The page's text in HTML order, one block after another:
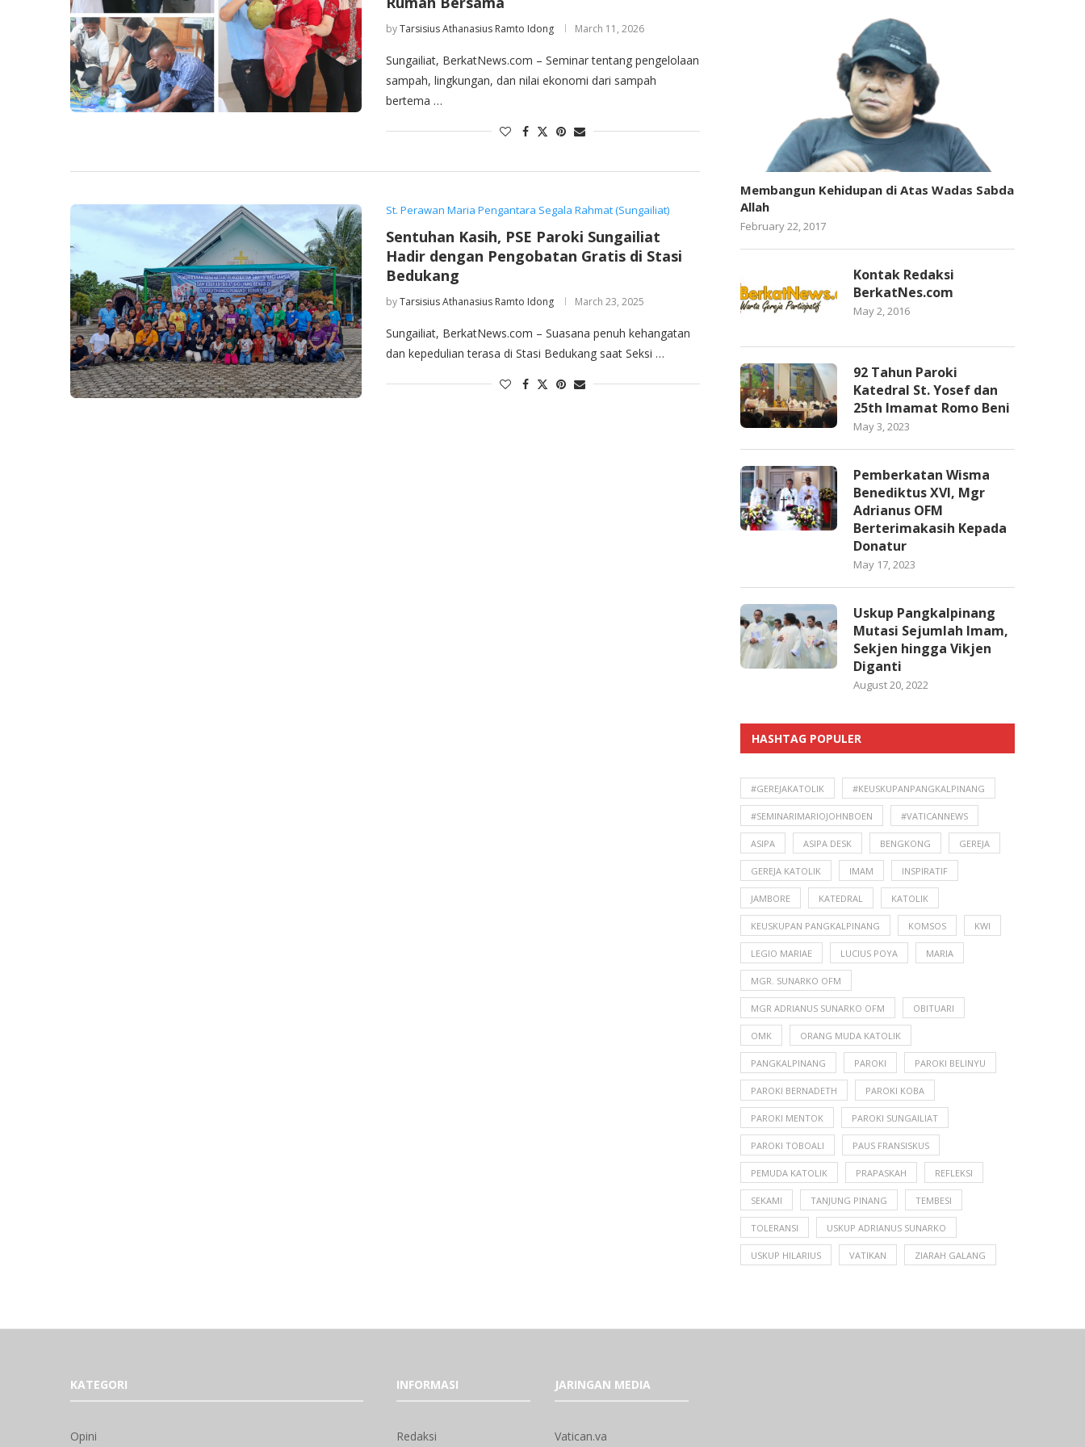
byTarsisius Athanasius Ramto Idong March 11, 2026
Sungailiat, BerkatNews.com – Seminar tentang pengelolaan
sampah, lingkungan, dan nilai ekonomi dari sampah
bertema …
St. Perawan Maria Pengantara Segala Rahmat (Sungailiat)
Sentuhan Kasih, PSE Paroki Sungailiat
Hadir dengan Pengobatan Gratis di Stasi
Bedukang
byTarsisius Athanasius Ramto Idong March 23, 2025
Sungailiat, BerkatNews.com – Suasana penuh kehangatan
dan kepedulian terasa di Stasi Bedukang saat Seksi …
Membangun Kehidupan di Atas Wadas Sabda
Allah
February 22, 2017
Kontak Redaksi
BerkatNes.com
May 2, 2016
92 Tahun Paroki
Katedral St. Yosef dan
25th Imamat Romo Beni
May 3, 2023
Pemberkatan Wisma
Benediktus XVI, Mgr
Adrianus OFM
Berterimakasih Kepada
Donatur
May 17, 2023
Uskup Pangkalpinang
Mutasi Sejumlah Imam,
Sekjen hingga Vikjen
Diganti
August 20, 2022
HASHTAG POPULER
#GEREJAKATOLIK #KEUSKUPANPANGKALPINANG
#SEMINARIMARIOJOHNBOEN #VATICANNEWS
ASIPA ASIPA DESK BENGKONG GEREJA
GEREJA KATOLIK IMAM INSPIRATIF
JAMBORE KATEDRAL KATOLIK
KEUSKUPAN PANGKALPINANG KOMSOS KWI
LEGIO MARIAE LUCIUS POYA MARIA
MGR. SUNARKO OFM
MGR ADRIANUS SUNARKO OFM OBITUARI
OMK ORANG MUDA KATOLIK
PANGKALPINANG PAROKI PAROKI BELINYU
PAROKI BERNADETH PAROKI KOBA
PAROKI MENTOK PAROKI SUNGAILIAT
PAROKI TOBOALI PAUS FRANSISKUS
PEMUDA KATOLIK PRAPASKAH REFLEKSI
SEKAMI TANJUNG PINANG TEMBESI
TOLERANSI USKUP ADRIANUS SUNARKO
USKUP HILARIUS VATIKAN ZIARAH GALANG
KATEGORI
Opini
INFORMASI
Redaksi
JARINGAN MEDIA
Vatican.va